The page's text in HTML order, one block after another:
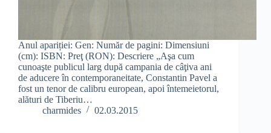
Anul apariției: Gen: Număr de pagini: Dimensiuni
(cm): ISBN: Preţ (RON): Descriere „Aşa cum
cunoaşte publicul larg după campania de câţiva ani
de aducere în contemporaneitate, Constantin Pavel a
fost un tenor de calibru european, apoi întemeietorul,
alături de Tiberiu…
charmides
02.03.2015